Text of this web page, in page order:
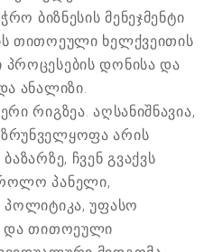
ბიზნესის მენეჯმენტი
თითოეული ხელქვეითის
დონისა და
ანალიზი.
რიგზეა. აღსანიშნავია,
არის
ჩვენ გვაქვს
პანელი,
პოლიტიკა, უფასო
და თითოეული